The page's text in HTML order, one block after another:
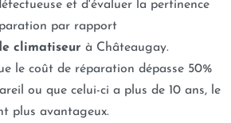
et d'évaluer la pertinence
par rapport
climatiseur à Châteaugay.
le coût de réparation dépasse 50%
ou que celui-ci a plus de 10 ans, le
plus avantageux.